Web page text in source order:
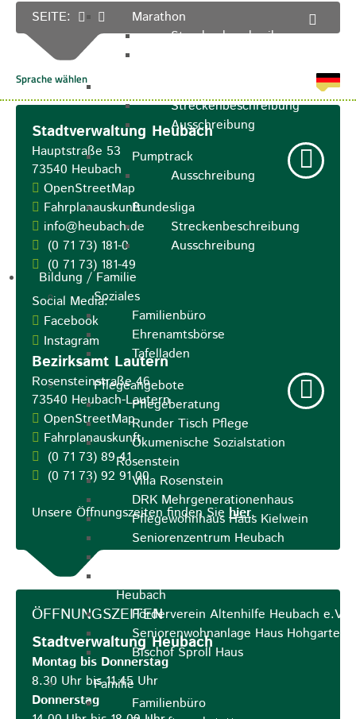
Marathon
Streckenbeschreibung
Streckenbeschreibung
Ausschreibung
Pumptrack
Ausschreibung
Bundesliga
Streckenbeschreibung
Ausschreibung
Bildung / Familie
Soziales
Familienbüro
Ehrenamtsbörse
Tafelladen
Pflegeangebote
Pflegeberatung
Runder Tisch Pflege
Ökumenische Sozialstation
Rosenstein
Villa Rosenstein
DRK Mehrgenerationenhaus
Pflegewohnhaus Haus Kielwein
Seniorenzentrum Heubach
Heubach
Förderverein Altenhilfe Heubach e.V.
Seniorenwohnanlage Haus Hohgarten
Bischof Sproll Haus
Familie
Familienbüro
SEITE:
Stadtverwaltung Heubach
Hauptstraße 53
73540 Heubach
OpenStreetMap
Fahrplanauskunft
info@heubach.de
(0 71 73) 181-0
(0 71 73) 181-49
Social Media:
Facebook
Instagram
Bezirksamt Lautern
Rosensteinstraße 46
73540 Heubach-Lautern
OpenStreetMap
Fahrplanauskunft
(0 71 73) 89 41
(0 71 73) 92 91 00
Unsere Öffnungszeiten finden Sie hier.
ÖFFNUNGSZEITEN
Stadtverwaltung Heubach
Montag bis Donnerstag
8.30 Uhr bis 11.45 Uhr
Donnerstag